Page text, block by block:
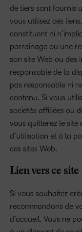
de tiers sont fournis
vous utilisez ces
constituent ni
parrainage ou une
son site Web ou des
responsable de la
pas responsable ni
contenu. Si vous
sociétés affiliées ou
vous quitterez le site
d’utilisation et à la
ces sites Web.
Lien vers ce site
Si vous souhaitez
recommandons de
d’accueil. Vous ne